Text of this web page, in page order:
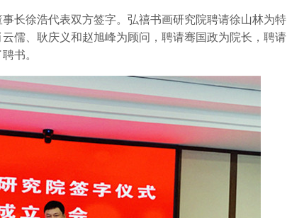
长徐浩代表双方签字。弘禧书画研究院聘请徐山林为特
儒、耿庆义和赵旭峰为顾问，聘请骞国政为院长，聘请
书。